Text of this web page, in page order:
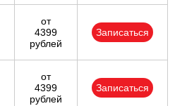
от
4399
рублей
Записаться
от
4399
рублей
Записаться